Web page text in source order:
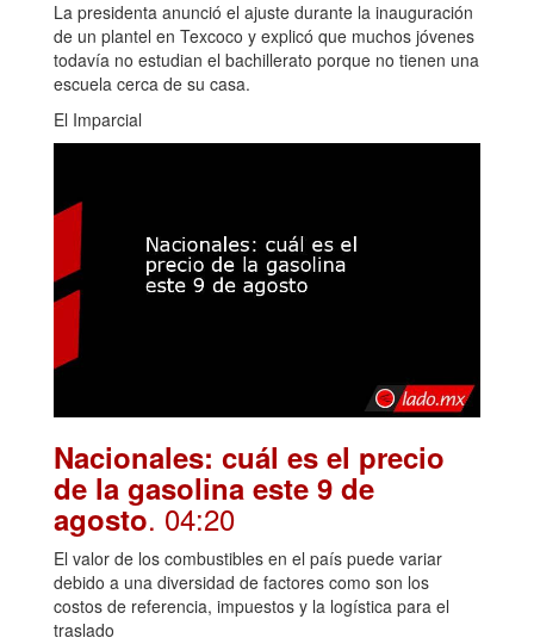
La presidenta anunció el ajuste durante la inauguración
de un plantel en Texcoco y explicó que muchos jóvenes
todavía no estudian el bachillerato porque no tienen una
escuela cerca de su casa.
El Imparcial
Nacionales: cuál es el precio
de la gasolina este 9 de
agosto. 04:20
El valor de los combustibles en el país puede variar
debido a una diversidad de factores como son los
costos de referencia, impuestos y la logística para el
traslado